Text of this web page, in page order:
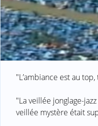
"L’ambiance est au
"La veillée jonglage-
veillée mystère était